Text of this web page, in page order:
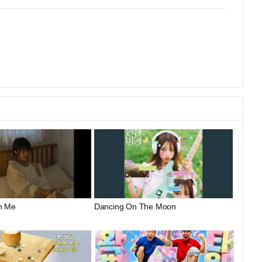
Me Dancing On The Moon